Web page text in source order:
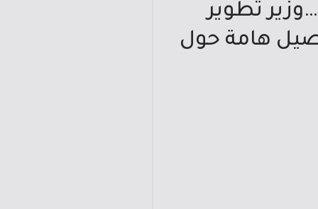
تطوير
هامة حول